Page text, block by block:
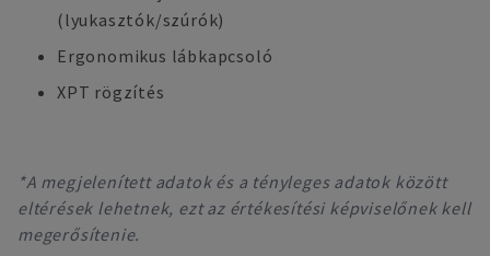
(lyukasztók/szúrók)
Ergonomikus lábkapcsoló
XPT rögzítés
*A megjelenített adatok és a tényleges adatok között
eltérések lehetnek, ezt az értékesítési képviselőnek kell
megerősítenie.